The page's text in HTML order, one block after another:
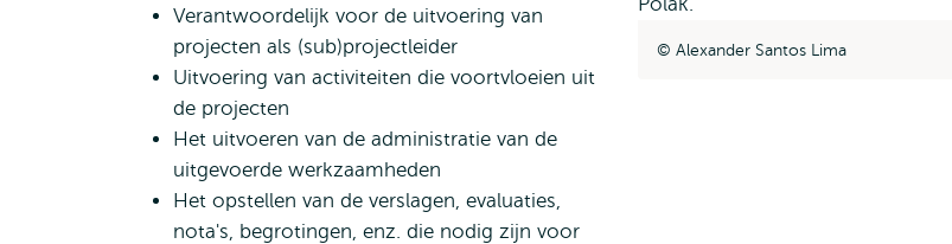
Alexander Santos Lima
Verantwoordelijk voor de uitvoering van
projecten als (sub)projectleider
Uitvoering van activiteiten die voortvloeien uit
de projecten
Het uitvoeren van de administratie van de
uitgevoerde werkzaamheden
Het opstellen van de verslagen, evaluaties,
nota's, begrotingen, enz. die nodig zijn voor